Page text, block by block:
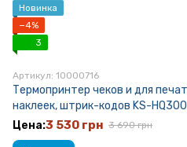
Новинка
−4%
3
Артикул: 10000716
Термопринтер чеков и для
наклеек, штрик-кодов KS-
3 530 грн 3 690 грн